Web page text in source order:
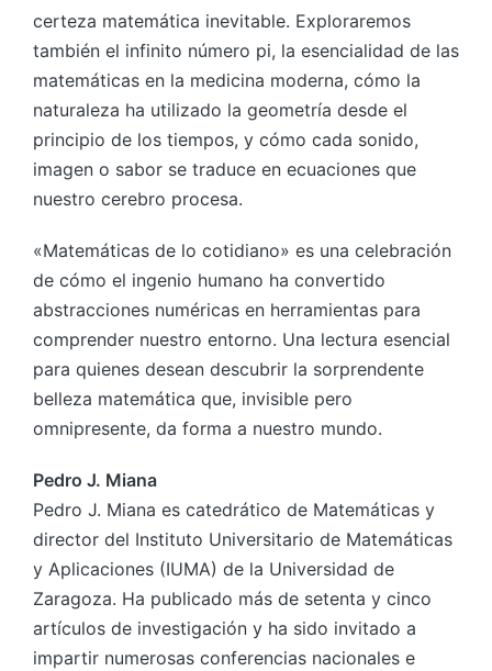
certeza matemática inevitable. Exploraremos
también el infinito número pi, la esencialidad de las
matemáticas en la medicina moderna, cómo la
naturaleza ha utilizado la geometría desde el
principio de los tiempos, y cómo cada sonido,
imagen o sabor se traduce en ecuaciones que
nuestro cerebro procesa.
«Matemáticas de lo cotidiano» es una celebración
de cómo el ingenio humano ha convertido
abstracciones numéricas en herramientas para
comprender nuestro entorno. Una lectura esencial
para quienes desean descubrir la sorprendente
belleza matemática que, invisible pero
omnipresente, da forma a nuestro mundo.
Pedro J. Miana
Pedro J. Miana es catedrático de Matemáticas y
director del Instituto Universitario de Matemáticas
y Aplicaciones (IUMA) de la Universidad de
Zaragoza. Ha publicado más de setenta y cinco
artículos de investigación y ha sido invitado a
impartir numerosas conferencias nacionales e